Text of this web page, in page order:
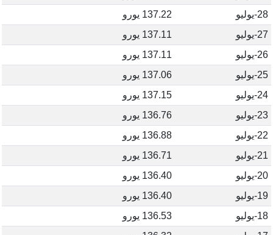
28-يوليو
137.22 يورو
27-يوليو
137.11 يورو
26-يوليو
137.11 يورو
25-يوليو
137.06 يورو
24-يوليو
137.15 يورو
23-يوليو
136.76 يورو
22-يوليو
136.88 يورو
21-يوليو
136.71 يورو
20-يوليو
136.40 يورو
19-يوليو
136.40 يورو
18-يوليو
136.53 يورو